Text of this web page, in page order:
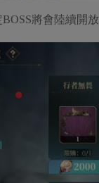
將會陸續開放